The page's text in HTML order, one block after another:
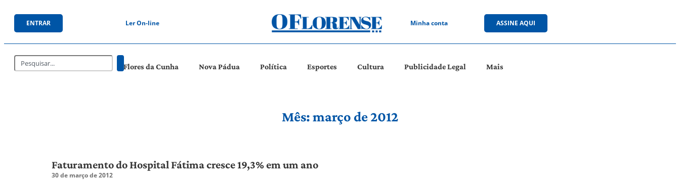
ENTRAR Ler On-line Minha conta ASSINE AQUI
Flores da Cunha Nova Pádua Política Esportes Cultura Publicidade Legal Mais
Mês: março de 2012
Faturamento do Hospital Fátima cresce 19,3% em um ano
30 de março de 2012